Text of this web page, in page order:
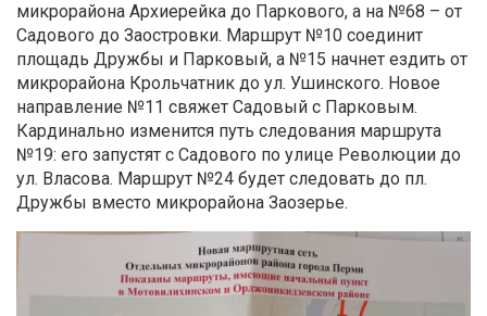
микрорайона Архиерейка до Паркового, а на №68 – от
Садового до Заостровки. Маршрут №10 соединит
площадь Дружбы и Парковый, а №15 начнет ездить от
микрорайона Крольчатник до ул. Ушинского. Новое
направление №11 свяжет Садовый с Парковым.
Кардинально изменится путь следования маршрута
№19: его запустят с Садового по улице Революции до
ул. Власова. Маршрут №24 будет следовать до пл.
Дружбы вместо микрорайона Заозерье.